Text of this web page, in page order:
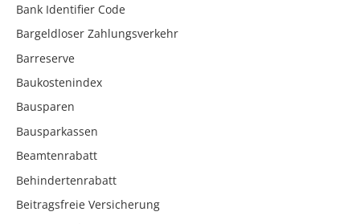
Bank Identifier Code
Bargeldloser Zahlungsverkehr
Barreserve
Baukostenindex
Bausparen
Bausparkassen
Beamtenrabatt
Behindertenrabatt
Beitragsfreie Versicherung